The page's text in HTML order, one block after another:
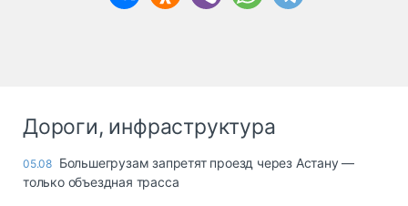
Дороги, инфраструктура
05.08 Большегрузам запретят проезд через Астану —
только объездная трасса